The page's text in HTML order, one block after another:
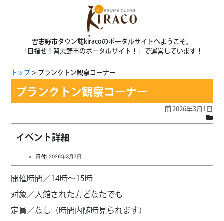
習志野市タウン誌kiracoのポータルサイトへようこそ。
「目指せ！習志野市のポータルサイト！」で運営しています！
トップ プランクトン観察コーナー
プランクトン観察コーナー
2026年3月1日
イベント詳細
日付: 2026年3月7日
開催時間／14時～15時
対象／入館された方どなたでも
定員／なし（時間内随時見られます）